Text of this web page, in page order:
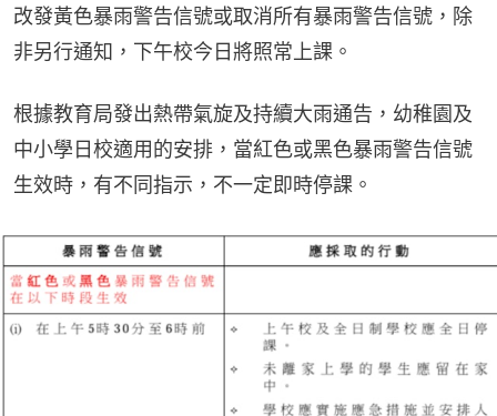
改發黃色暴雨警告信號或取消所有暴雨警告信號，除
非另行通知，下午校今日將照常上課。
根據教育局發出熱帶氣旋及持續大雨通告，幼稚園及
中小學日校適用的安排，當紅色或黑色暴雨警告信號
生效時，有不同指示，不一定即時停課。